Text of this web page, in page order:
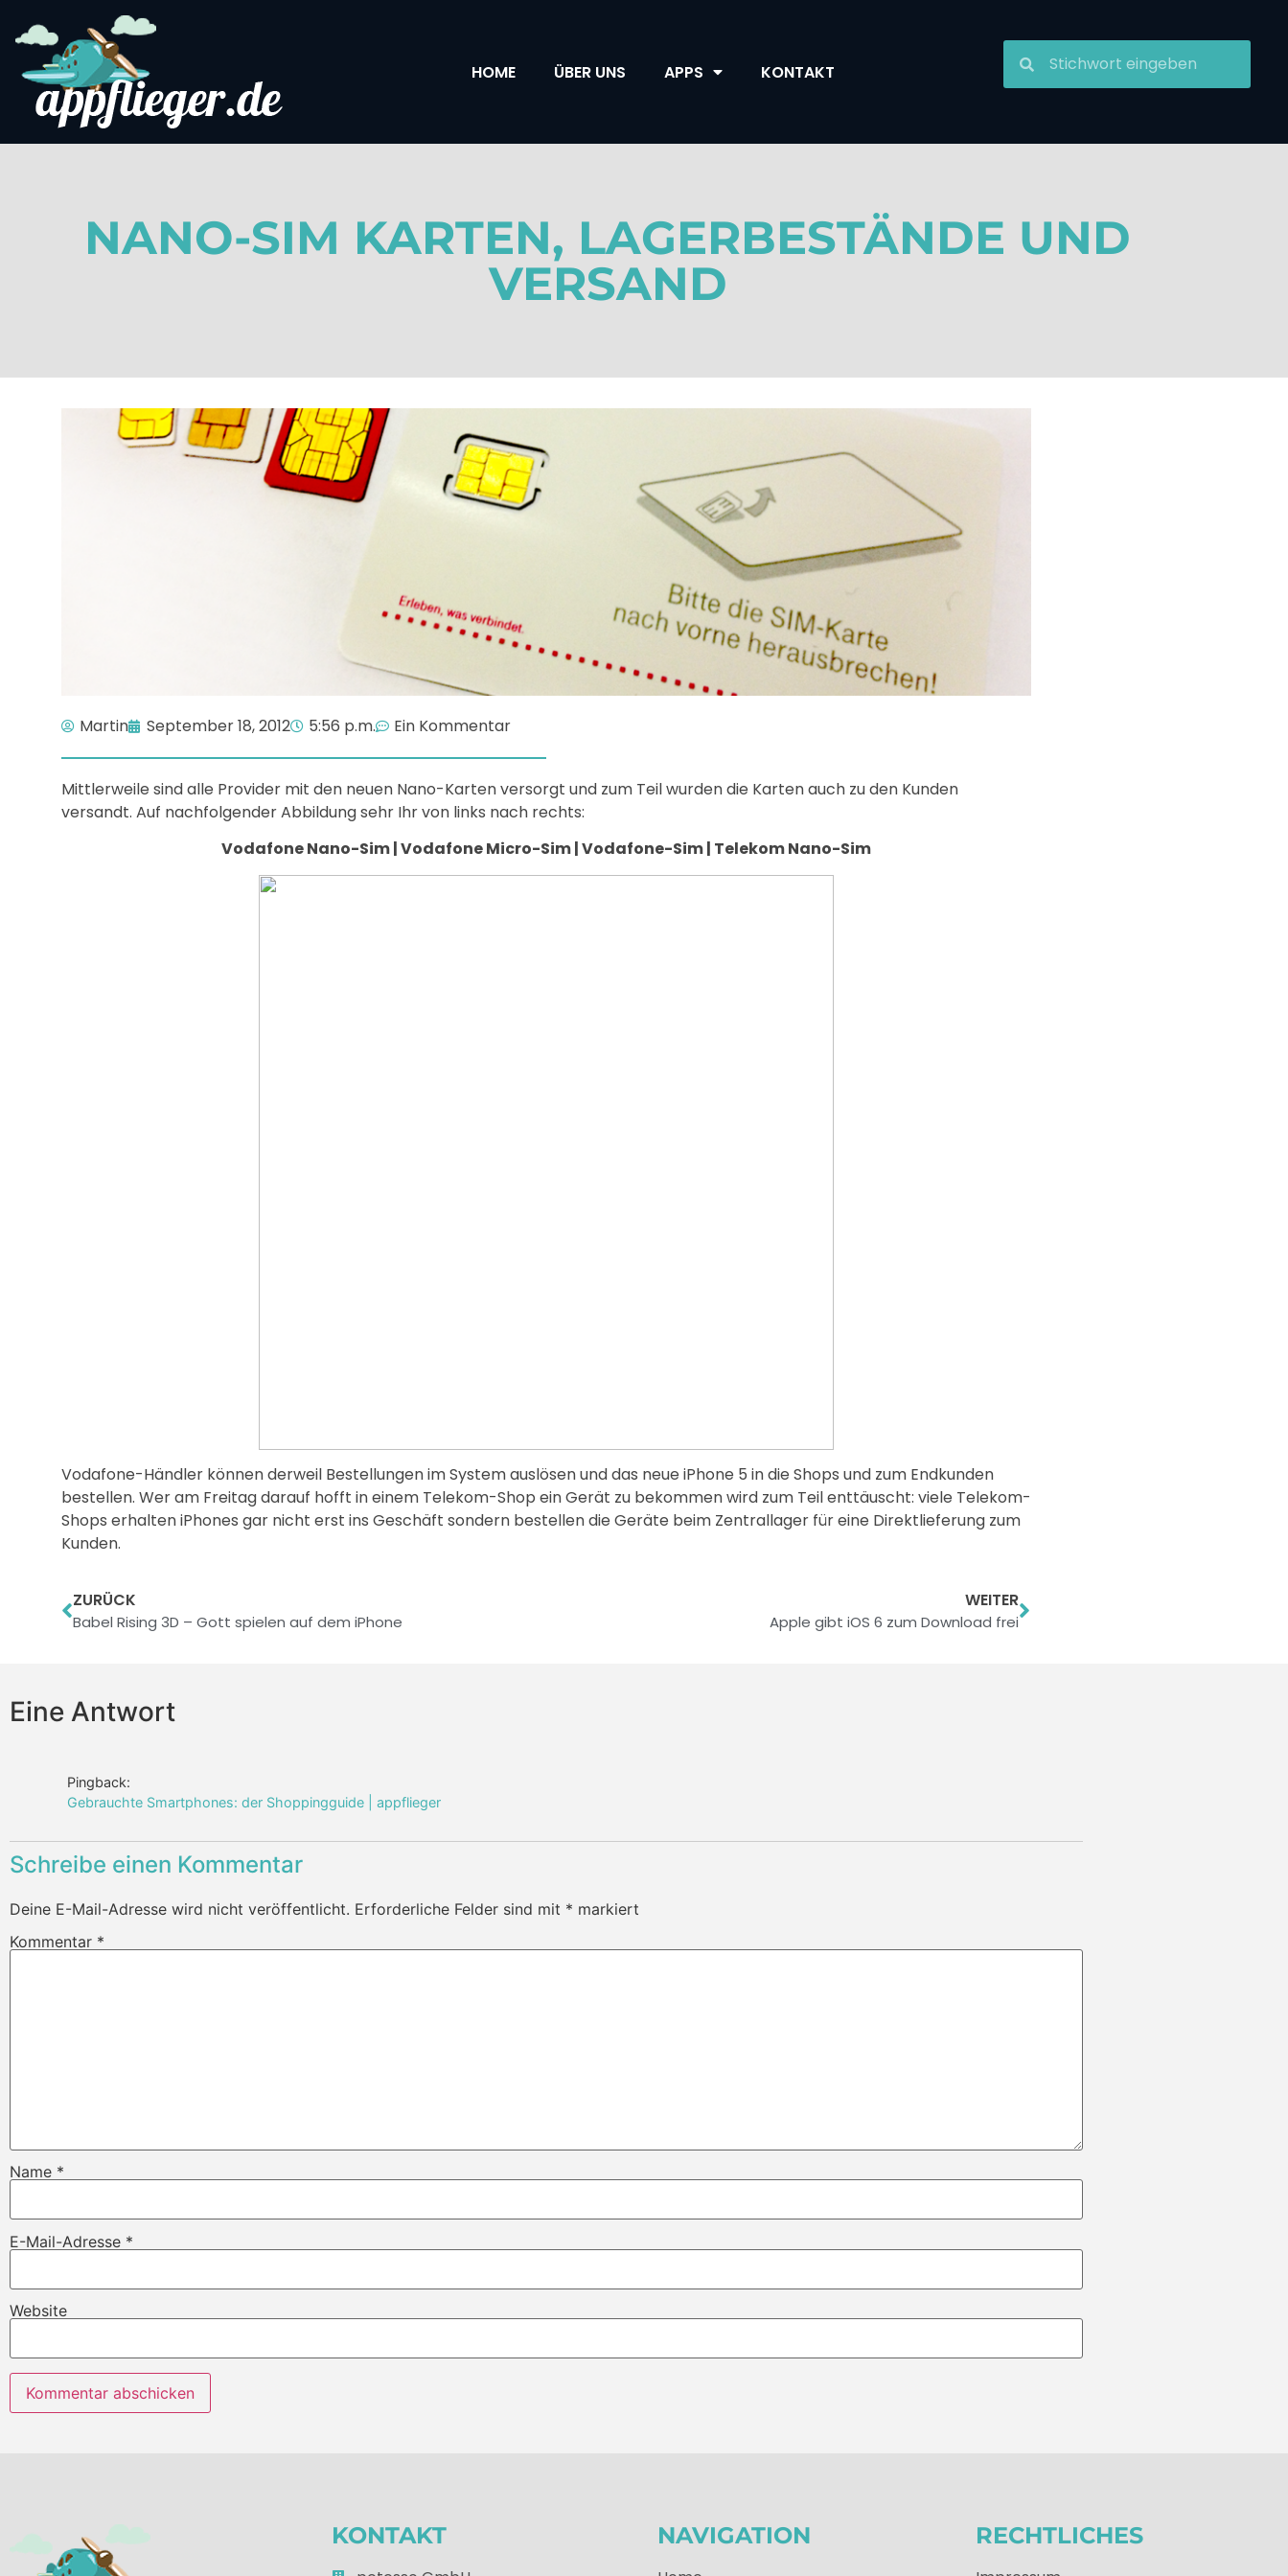
HOME ÜBER UNS APPS KONTAKT
NANO-SIM KARTEN, LAGERBESTÄNDE UND
VERSAND
Martin September 18, 2012 5:56 p.m. Ein Kommentar
Mittlerweile sind alle Provider mit den neuen Nano-Karten versorgt und zum Teil wurden die Karten auch zu den Kunden
versandt. Auf nachfolgender Abbildung sehr Ihr von links nach rechts:
Vodafone Nano-Sim | Vodafone Micro-Sim | Vodafone-Sim | Telekom Nano-Sim
Vodafone-Händler können derweil Bestellungen im System auslösen und das neue iPhone 5 in die Shops und zum Endkunden
bestellen. Wer am Freitag darauf hofft in einem Telekom-Shop ein Gerät zu bekommen wird zum Teil enttäuscht: viele Telekom-
Shops erhalten iPhones gar nicht erst ins Geschäft sondern bestellen die Geräte beim Zentrallager für eine Direktlieferung zum
Kunden.
ZURÜCK
Babel Rising 3D – Gott spielen auf dem iPhone
WEITER
Apple gibt iOS 6 zum Download frei
Eine Antwort
Pingback:
Gebrauchte Smartphones: der Shoppingguide | appflieger
Schreibe einen Kommentar
Deine E-Mail-Adresse wird nicht veröffentlicht. Erforderliche Felder sind mit * markiert
Kommentar *
Name *
E-Mail-Adresse *
Website
KONTAKT NAVIGATION RECHTLICHES